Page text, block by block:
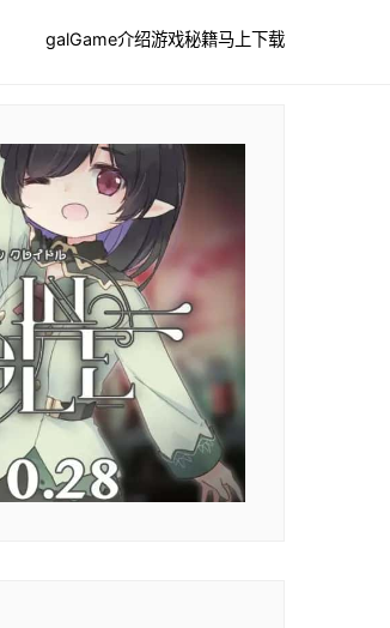
galGame介绍游戏秘籍马上下载